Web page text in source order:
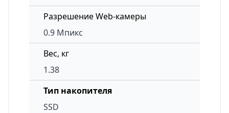
Разрешение Web-камеры
0.9 Мпикс
Вес, кг
1.38
Тип накопителя
SSD